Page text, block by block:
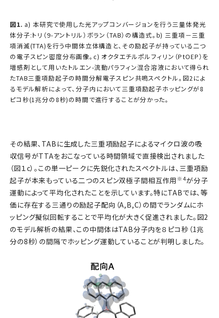
図1. a) 本研究で使用した光アップコンバージョンを行う三量体発光
体分子:トリ（9-アントリル）ボラン（TAB）の構造式。b) 三重項－三重
項消滅(TTA)を行う中間体立体構造と、その励起子が持っている二つ
の電子スピン密度分布画像。c) オクタエチルポルフィリン（PtOEP）を
増感剤として用いたトルエン-流動パラフィン混合溶液において得られ
たTAB三重項励起子の時間分解電子スピン共鳴スペクトル。図2によ
るモデル解析によって、分子内において三重項励起子ホッピングが8
ピコ秒(1兆分の8秒)の時間で進行することが分かった。
その結果、TABに生成した三重項励起子によるマイクロ波の吸
収信号がTTAをおこなっている時間領域で直接検出されました
（図１c）。この単一ピークに先鋭化されたスペクトルは、三重項励
起子が本来もっている二つのスピン双極子間相互作用 ※4が分子
運動によって平均化されたことを示しています。特にTABでは、等
価に存在する三通りの励起子配向（A,B,C）の間でランダムにホ
ッピング擬似回転することで平均化が大きく促進されました。図2
のモデル解析の結果、この中間体はTAB分子内を８ピコ秒（1兆
分の8秒）の間隔でホッピング運動していることが判明しました。